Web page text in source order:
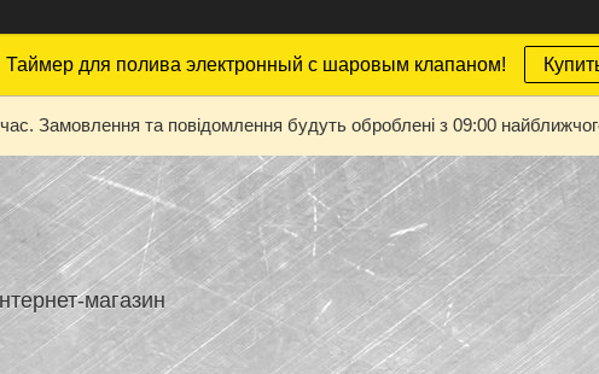
Таймер для полива электронный с шаровым клапаном!
Замовлення та повідомлення будуть оброблені з 09:00
магазин